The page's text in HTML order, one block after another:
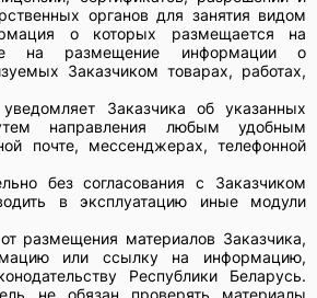
органов для занятия видом
о которых размещается на
на размещение информации о
Заказчиком товарах, работах,
уведомляет Заказчика об указанных
направления любым удобным
почте, мессенджерах, телефонной
без согласования с Заказчиком
в эксплуатацию иные модули
от размещения материалов Заказчика,
или ссылку на информацию,
Республики Беларусь.
не обязан проверять материалы